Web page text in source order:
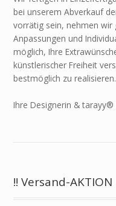
bei unserem Abverkauf
vorrätig sein, nehmen wir
Anpassungen und
möglich, Ihre
künstlerischer Freiheit
bestmöglich zu realisieren.
Ihre Designerin & tarayy®
!! Versand-AKTION